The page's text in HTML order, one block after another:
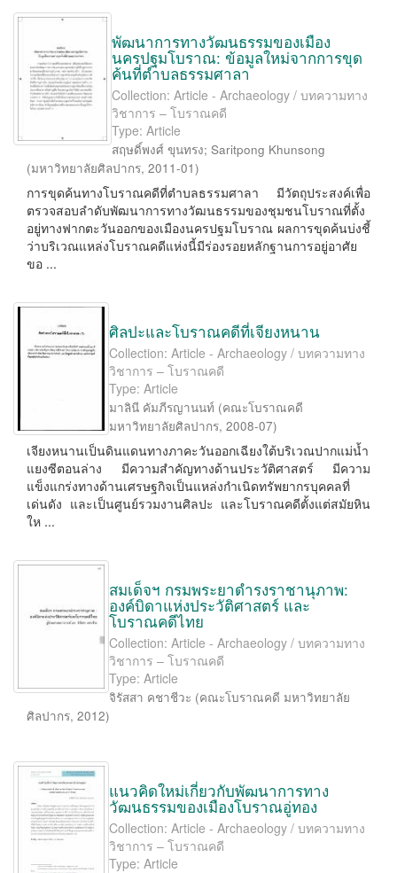
พัฒนาการทางวัฒนธรรมของเมือง
นครปฐมโบราณ: ข้อมูลใหม่จากการขุด
ค้นที่ตำบลธรรมศาลา
Collection: Article - Archaeology / บทความทาง
วิชาการ – โบราณคดี
Type: Article
สฤษดิ์พงศ์ ขุนทรง; Saritpong Khunsong
(มหาวิทยาลัยศิลปากร, 2011-01)
การขุดค้นทางโบราณคดีที่ตำบลธรรมศาลา มีวัตถุประสงค์เพื่อ
ตรวจสอบลำดับพัฒนาการทางวัฒนธรรมของชุมชนโบราณที่ตั้ง
อยู่ทางฟากตะวันออกของเมืองนครปฐมโบราณ ผลการขุดค้นบ่งชี้
ว่าบริเวณแหล่งโบราณคดีแห่งนี้มีร่องรอยหลักฐานการอยู่อาศัย
ขอ ...
ศิลปะและโบราณคดีที่เจียงหนาน
Collection: Article - Archaeology / บทความทาง
วิชาการ – โบราณคดี
Type: Article
มาลินี คัมภีรญานนท์ (คณะโบราณคดี
มหาวิทยาลัยศิลปากร, 2008-07)
เจียงหนานเป็นดินแดนทางภาคะวันออกเฉียงใต้บริเวณปากแม่น้ำ
แยงซีตอนล่าง มีความสำคัญทางด้านประวัติศาสตร์ มีความ
แข็งแกร่งทางด้านเศรษฐกิจเป็นแหล่งกำเนิดทรัพยากรบุคคลที่
เด่นดัง และเป็นศูนย์รวมงานศิลปะ และโบราณคดีตั้งแต่สมัยหิน
ให ...
สมเด็จฯ กรมพระยาดำรงราชานุภาพ:
องค์บิดาแห่งประวัติศาสตร์ และ
โบราณคดีไทย
Collection: Article - Archaeology / บทความทาง
วิชาการ – โบราณคดี
Type: Article
จิรัสสา คชาชีวะ (คณะโบราณคดี มหาวิทยาลัย
ศิลปากร, 2012)
แนวคิดใหม่เกี่ยวกับพัฒนาการทาง
วัฒนธรรมของเมืองโบราณอู่ทอง
Collection: Article - Archaeology / บทความทาง
วิชาการ – โบราณคดี
Type: Article